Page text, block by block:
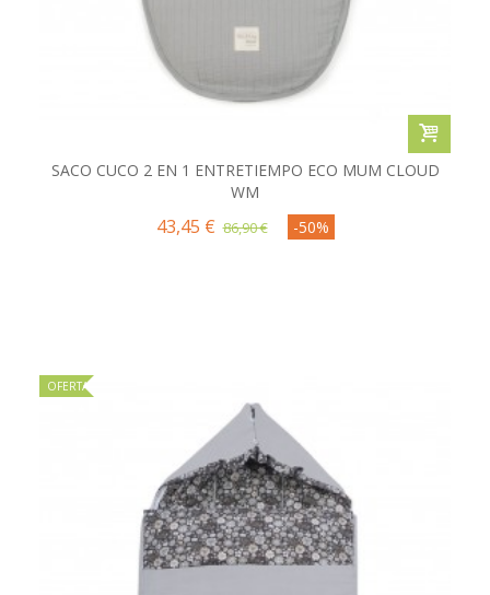
SACO CUCO 2 EN 1 ENTRETIEMPO ECO MUM CLOUD
WM
43,45 € 86,90 € -50%
OFERTA